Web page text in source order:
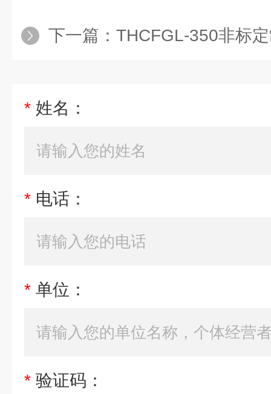
下一篇： THCFGL-350非标定
* 姓名：
* 电话：
* 单位：
* 验证码：